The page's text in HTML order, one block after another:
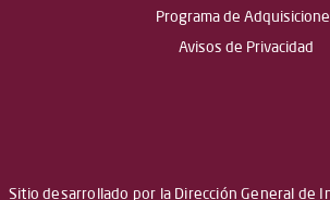
Programa de
Avisos de Privacidad
Sitio desarrollado por la Dirección General de